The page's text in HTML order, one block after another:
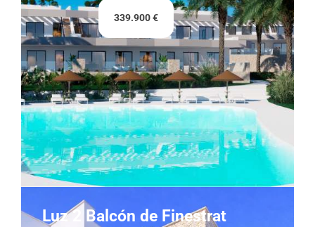
339.900 €
Luz 2 Balcón de Finestrat